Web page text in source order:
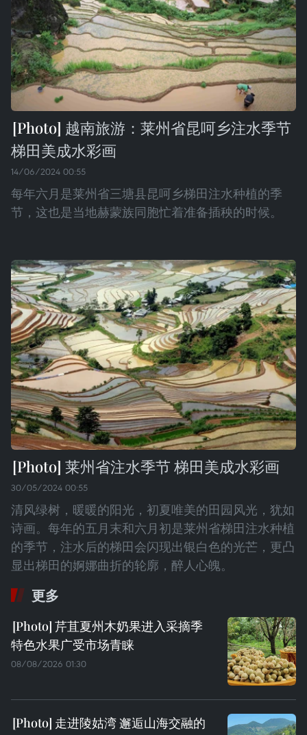
越南旅游：莱州省昆呵乡注水季节
梯田美成水彩画
14/06/2024 00:55
每年六月是莱州省三塘县昆呵乡梯田注水种植的季
节，这也是当地赫蒙族同胞忙着准备插秧的时候。
莱州省注水季节 梯田美成水彩画
30/05/2024 00:55
清风绿树，暖暖的阳光，初夏唯美的田园风光，犹如
诗画。每年的五月末和六月初是莱州省梯田注水种植
的季节，注水后的梯田会闪现出银白色的光芒，更凸
显出梯田的婀娜曲折的轮廓，醉人心魄。
更多
芹苴夏州木奶果进入采摘季
特色水果广受市场青睐
08/08/2026 01:30
走进陵姑湾 邂逅山海交融的